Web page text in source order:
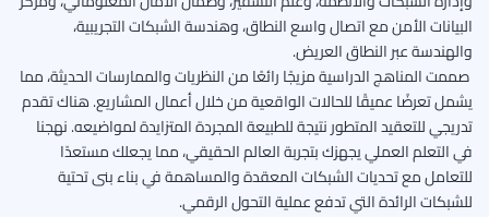
البيانات الأمن مع اتصال واسع النطاق، وهندسة الشبكات التجريبية،
والهندسة عبر النطاق العريض.
صممت المناهج الدراسية مزيجًا رائعًا من النظريات والممارسات الحديثة، مما
يشمل تعرضًا عميقًا للحالات الواقعية من خلال أعمال المشاريع. هناك تقدم
تدريجي للتعقيد المتطور نتيجة للطبيعة المجردة المتزايدة لمواضيعه.نهجنا
في التعلم العملي يجهزك بتجربة العالم الحقيقي، مما يجعلك مستعدًا
للتعامل مع تحديات الشبكات المعقدة والمساهمة في بناء بنى تحتية
للشبكات الرائدة التي تدفع عملية التحول الرقمي.